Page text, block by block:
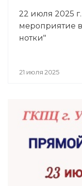
22 июля 2025
мероприятие
нотки"
21 июля 2025